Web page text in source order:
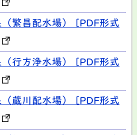
繁昌配水場） [PDF形式
行方浄水場） [PDF形式
蔵川配水場） [PDF形式